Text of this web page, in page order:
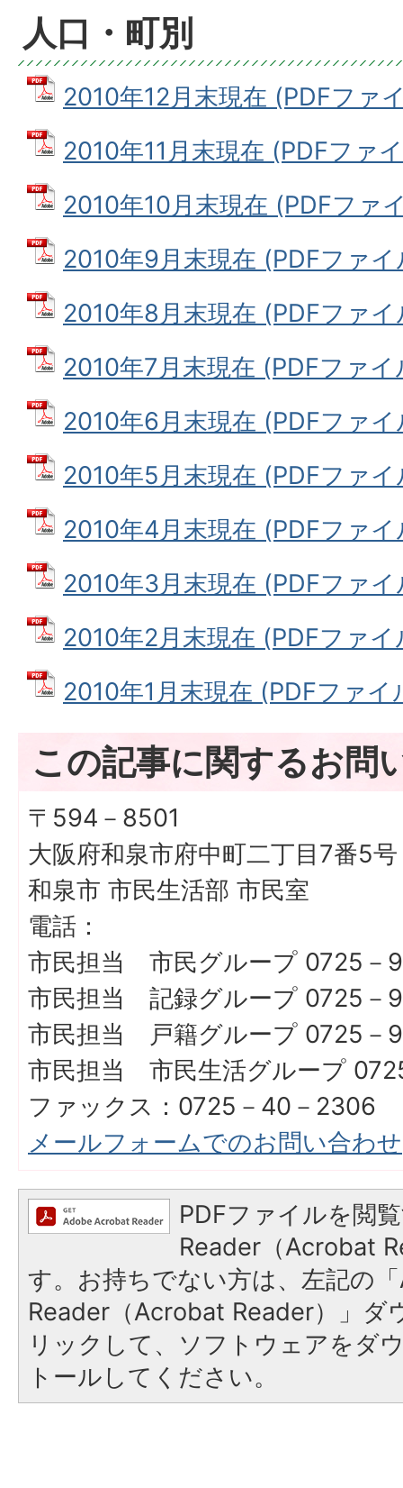
人口・町別
2010年12月末現在 (PDFファ
2010年11月末現在 (PDFファ
2010年10月末現在 (PDFファ
2010年9月末現在 (PDFファ
2010年8月末現在 (PDFファ
2010年7月末現在 (PDFファ
2010年6月末現在 (PDFファ
2010年5月末現在 (PDFファ
2010年4月末現在 (PDFファ
2010年3月末現在 (PDFファイ
2010年2月末現在 (PDFファイ
2010年1月末現在 (PDFファ
この記事に関するお問
〒594－8501
大阪府和泉市府中町二丁目7番5号
和泉市 市民生活部 市民室
電話：
市民担当 市民グループ 0725－
市民担当 記録グループ 0725－
市民担当 戸籍グループ 0725－
市民担当 市民生活グループ
ファックス：0725－40－2306
メールフォームでのお問い合わせ
PDFファイルを閲
Reader（Acrobat
す。お持ちでない方は、左記の
Reader（Acrobat Reader）」ダ
リックして、ソフトウェアをダ
トールしてください。